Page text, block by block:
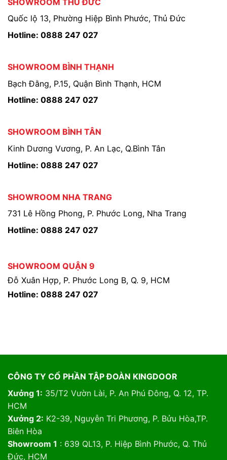
Quốc lộ 13, Phường Hiệp Bình Phước, Thủ Đức
Hotline: 0888 247 027
SHOWROOM BÌNH THẠNH
Bạch Đằng, P.15, Quận Bình Thạnh, HCM
Hotline: 0888 247 027
SHOWROOM BÌNH TÂN
Kinh Dương Vương, P. An Lạc, Q.Bình Tân
Hotline: 0888 247 027
SHOWROOM NHA TRANG
731 Lê Hồng Phong, P. Phước Long, Nha Trang
Hotline: 0888 247 027
SHOWROOM QUẬN 9
Đỗ Xuân Hợp, P. Phước Long B, Q. 9, HCM
Hotline: 0888 247 027
CÔNG TY CỔ PHẦN TẬP ĐOÀN KINGDOOR
Xưởng 1: 35/T2 Vườn Lài, P. An Phú Đông, Q. 12, TP.
HCM
Xưởng 2: K2-39, Nguyễn Tri Phương, P. Bửu Hòa,TP.
Biên Hòa
Showroom 1 : 639 QL13, P. Hiệp Bình Phước, Q. Thủ
Đức, HCM